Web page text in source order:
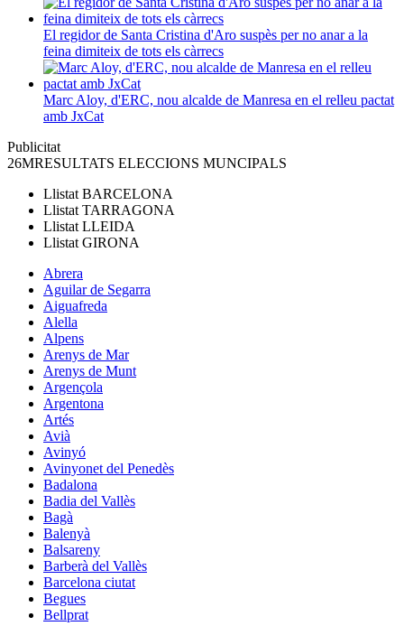
El regidor de Santa Cristina d'Aro suspès per no anar a la
feina dimiteix de tots els càrrecs
Marc Aloy, d'ERC, nou alcalde de Manresa en el relleu pactat
amb JxCat
Publicitat
26MRESULTATS ELECCIONS MUNCIPALS
Llistat BARCELONA
Llistat TARRAGONA
Llistat LLEIDA
Llistat GIRONA
Abrera
Aguilar de Segarra
Aiguafreda
Alella
Alpens
Arenys de Mar
Arenys de Munt
Argençola
Argentona
Artés
Avià
Avinyó
Avinyonet del Penedès
Badalona
Badia del Vallès
Bagà
Balenyà
Balsareny
Barberà del Vallès
Barcelona ciutat
Begues
Bellprat